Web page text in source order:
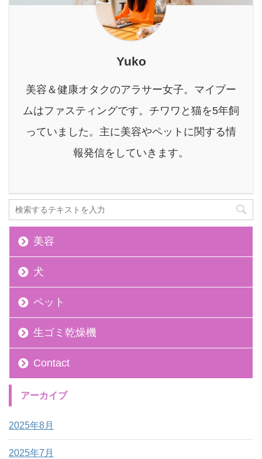
スがたまる根本原因 ... が大幅に改 ...
アレーザーの魅力 トリ
ア・スキンエイジングケ
ア・スキンエイジングケ
ニキビ跡や毛穴の治療は
療法があります。 酸の力
で古い角質を剥がし、新
『ケミカルピーリング』
Yuko
美容＆健康オタクのアラサー女子。マイブー
ムはファスティングです。チワワと猫を5年飼
っていました。主に美容やペットに関する情
報発信をしていきます。
美容
犬
ペット
生ゴミ乾燥機
Contact
アーカイブ
2025年8月
2025年7月